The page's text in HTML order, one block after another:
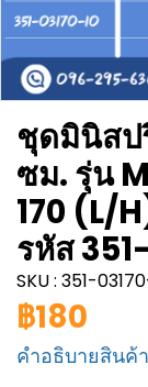
ชุดมินิสป
ซม. รุ่น
170 (L/
รหัส
SKU : 351-
฿180
คำอธิบายสินค้